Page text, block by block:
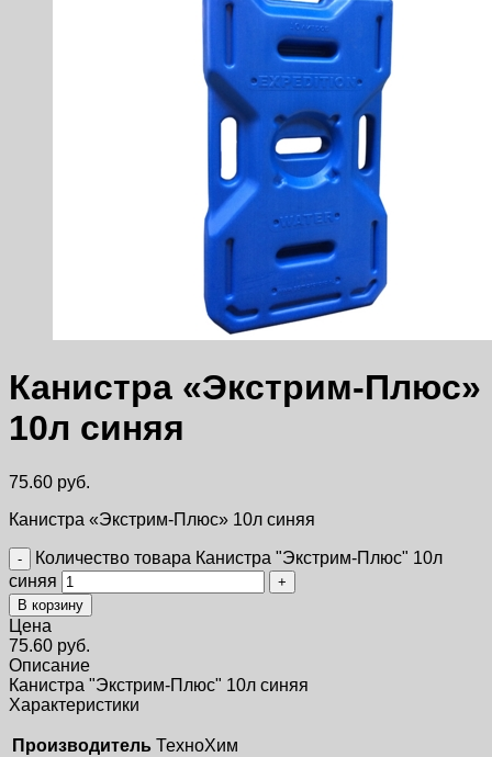
Канистра «Экстрим-Плюс»
10л синяя
75.60 руб.
Канистра «Экстрим-Плюс» 10л синяя
Количество товара Канистра "Экстрим-Плюс" 10л
синяя
В корзину
Цена
75.60 руб.
Описание
Канистра "Экстрим-Плюс" 10л синяя
Характеристики
Производитель ТехноХим